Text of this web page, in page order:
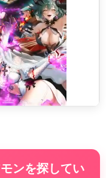
ンを探してい